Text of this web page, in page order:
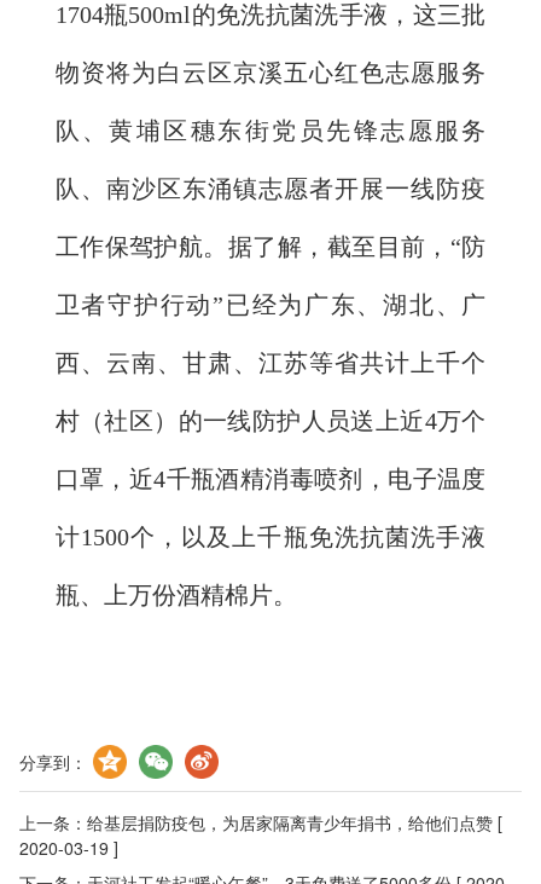
1704瓶500ml的免洗抗菌洗手液，这三批
物资将为白云区京溪五心红色志愿服务
队、黄埔区穗东街党员先锋志愿服务
队、南沙区东涌镇志愿者开展一线防疫
工作保驾护航。据了解，截至目前，“防
卫者守护行动”已经为广东、湖北、广
西、云南、甘肃、江苏等省共计上千个
村（社区）的一线防护人员送上近4万个
口罩，近4千瓶酒精消毒喷剂，电子温度
计1500个，以及上千瓶免洗抗菌洗手液
瓶、上万份酒精棉片。
分享到：
上一条： 给基层捐防疫包，为居家隔离青少年捐书，给他们点赞 [
2020-03-19 ]